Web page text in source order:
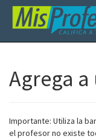
Agrega
Importante: Utiliza la
el profesor no existe